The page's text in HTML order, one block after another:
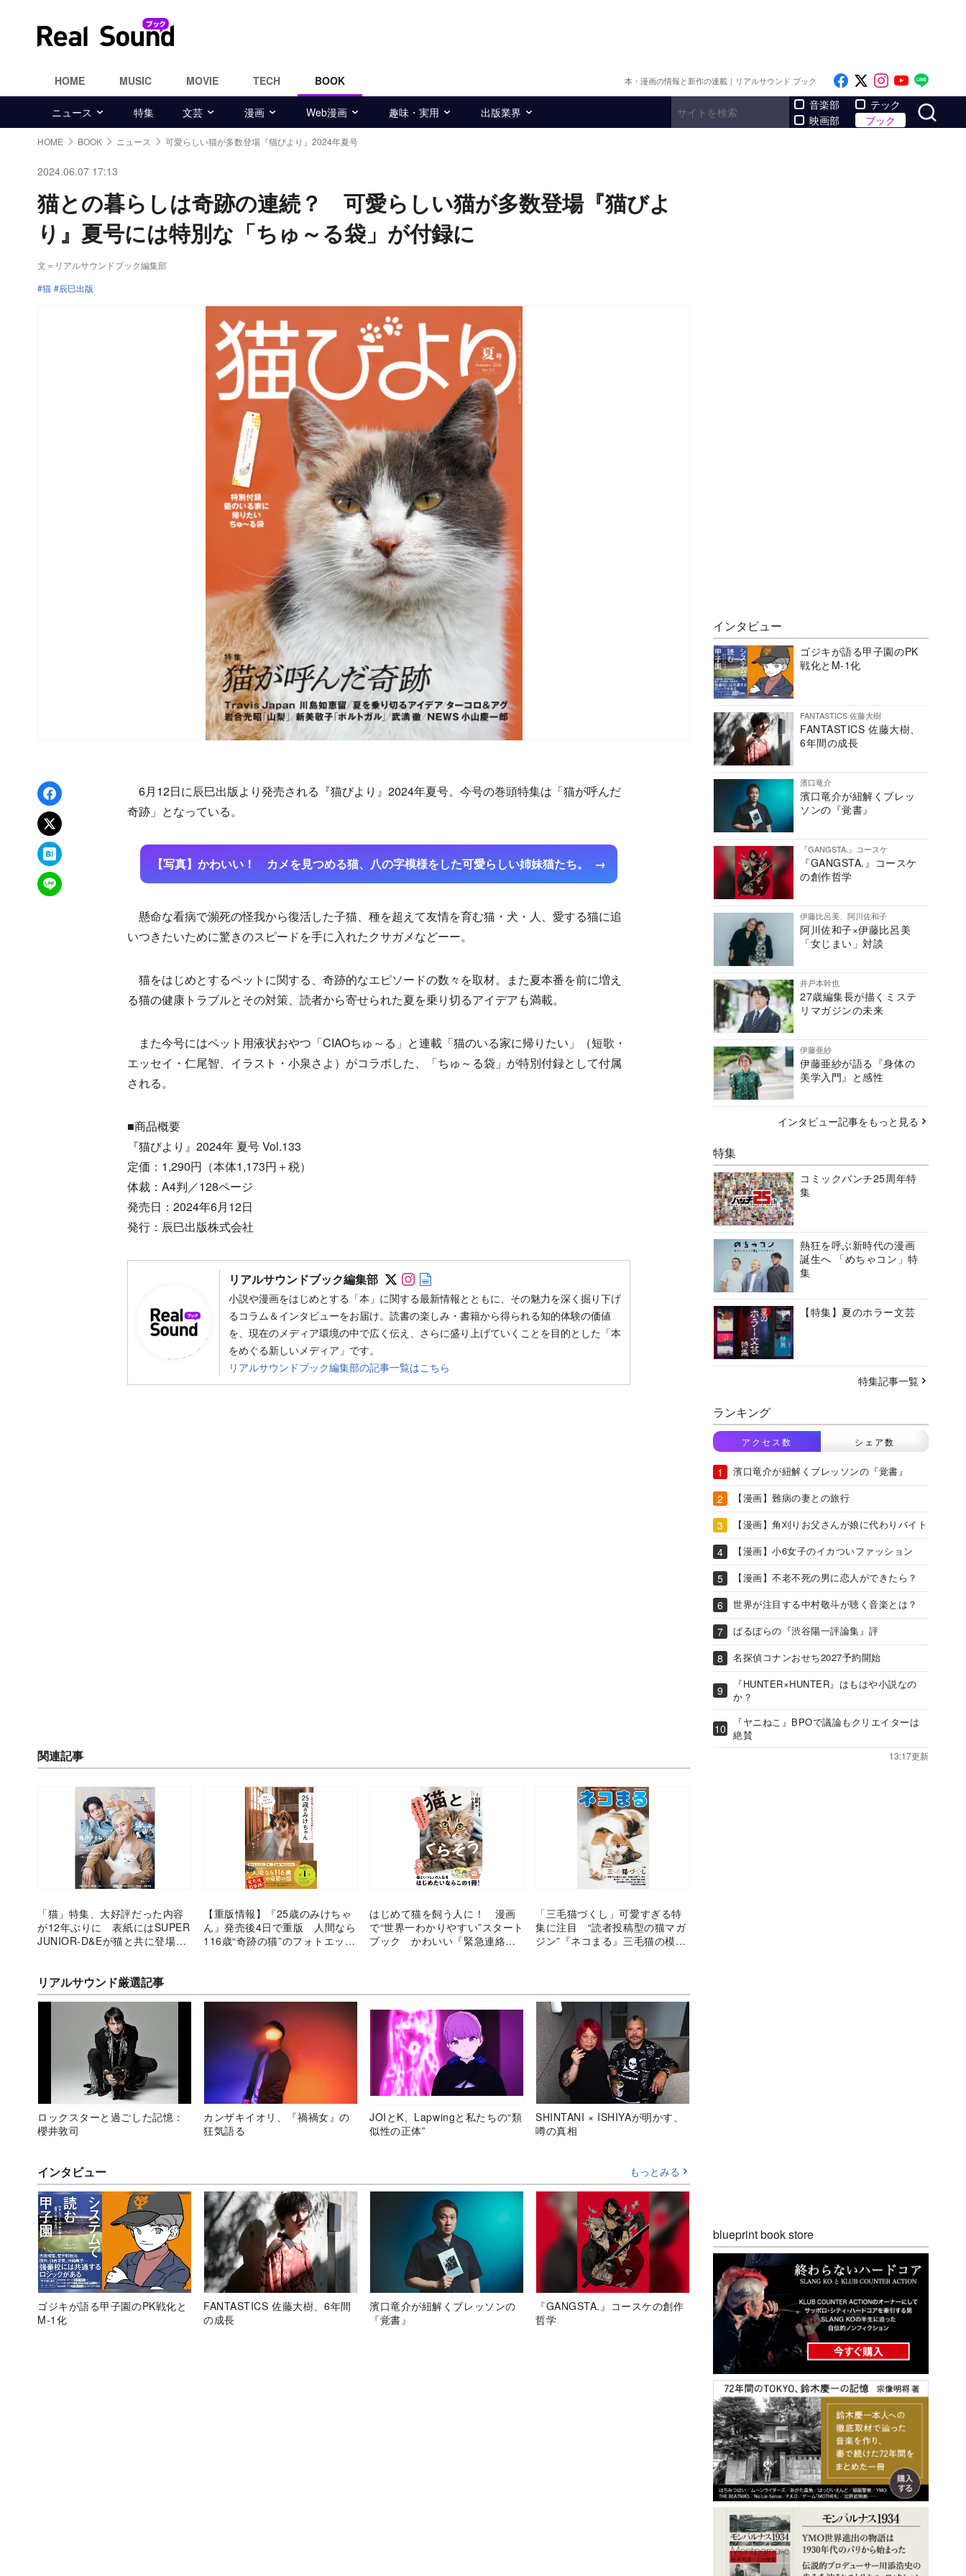
HOME MUSIC MOVIE TECH BOOK 本・漫画の情報と新作の連載｜リアルサウンド ブック Like on Facebook
Follow on x
Follow on
Follow
ニュース 特集 文芸 漫画 Web漫画 趣味・実用 出版業界
音楽部
映画部
テック
ブック
HOME BOOK ニュース 可愛らしい猫が多数登場『猫びより』2024年夏号
2024.06.07 17:13
猫との暮らしは奇跡の連続？ 可愛らしい猫が多数登場『猫びよ
り』夏号には特別な「ちゅ～る袋」が付録に
文＝リアルサウンドブック編集部
猫
辰巳出版
Facebookでシェア
xでポスト
はてなブックマーク
LINEで送る
6月12日に辰巳出版より発売される『猫びより』2024年夏号。今号の巻頭特集は「猫が呼んだ
奇跡」となっている。
【写真】かわいい！ カメを見つめる猫、八の字模様をした可愛らしい姉妹猫たち。
懸命な看病で瀕死の怪我から復活した子猫、種を超えて友情を育む猫・犬・人、愛する猫に追
いつきたいために驚きのスピードを手に入れたクサガメなどーー。
猫をはじめとするペットに関する、奇跡的なエピソードの数々を取材。また夏本番を前に増え
る猫の健康トラブルとその対策、読者から寄せられた夏を乗り切るアイデアも満載。
また今号にはペット用液状おやつ「CIAOちゅ～る」と連載「猫のいる家に帰りたい」（短歌・
エッセイ・仁尾智、イラスト・小泉さよ）がコラボした、「ちゅ～る袋」が特別付録として付属
される。
■商品概要
『猫びより』2024年 夏号 Vol.133
定価：1,290円（本体1,173円＋税）
体裁：A4判／128ページ
発売日：2024年6月12日
発行：辰巳出版株式会社
リアルサウンドブック編集部 Follow on SNS
Follow on SNS
小説や漫画をはじめとする「本」に関する最新情報とともに、その魅力を深く掘り下げ
るコラム＆インタビューをお届け。読書の楽しみ・書籍から得られる知的体験の価値
を、現在のメディア環境の中で広く伝え、さらに盛り上げていくことを目的とした「本
をめぐる新しいメディア」です。
リアルサウンドブック編集部の記事一覧はこちら
関連記事
「猫」特集、大好評だった内容
が12年ぶりに 表紙にはSUPER
JUNIOR-D&Eが猫と共に登場
【重版情報】『25歳のみけちゃ
ん』発売後4日で重版 人間なら
116歳“奇跡の猫”のフォトエッセ
はじめて猫を飼う人に！ 漫画
で“世界一わかりやすい”スタート
ブック かわいい『緊急連絡カ
「三毛猫づくし」可愛すぎる特
集に注目 “読者投稿型の猫マガ
ジン”『ネコまる』三毛猫の模様
リアルサウンド厳選記事
ロックスターと過ごした記憶：
櫻井敦司
カンザキイオリ、『禍禍女』の
狂気語る
JOIとK、Lapwingと私たちの“類
似性の正体”
SHINTANI × ISHIYAが明かす、
噂の真相
インタビュー もっとみる
ゴジキが語る甲子園のPK戦化と
M-1化
FANTASTICS 佐藤大樹、6年間
の成長
濱口竜介が紐解くブレッソンの
『覚書』
『GANGSTA.』コースケの創作
哲学
インタビュー
ゴジキが語る甲子園のPK
戦化とM-1化
FANTASTICS 佐藤大樹
FANTASTICS 佐藤大樹、
6年間の成長
濱口竜介
濱口竜介が紐解くブレッ
ソンの『覚書』
『GANGSTA.』コースケ
『GANGSTA.』コースケ
の創作哲学
伊藤比呂美、阿川佐和子
阿川佐和子×伊藤比呂美
「女じまい」対談
井戸本幹也
27歳編集長が描くミステ
リマガジンの未来
伊藤亜紗
伊藤亜紗が語る『身体の
美学入門』と感性
インタビュー記事をもっと見る
特集
コミックバンチ25周年特
集
熱狂を呼ぶ新時代の漫画
誕生へ 「めちゃコン」特
集
【特集】夏のホラー文芸
特集記事一覧
ランキング
アクセス数 シェア数
濱口竜介が紐解くブレッソンの『覚書』
【漫画】難病の妻との旅行
【漫画】角刈りお父さんが娘に代わりバイト
【漫画】小6女子のイカついファッション
【漫画】不老不死の男に恋人ができたら？
世界が注目する中村敬斗が聴く音楽とは？
ばるぼらの『渋谷陽一評論集』評
名探偵コナンおせち2027予約開始
『HUNTER×HUNTER』はもはや小説なの
か？
『ヤニねこ』BPOで議論もクリエイターは
絶賛
13:17更新
blueprint book store